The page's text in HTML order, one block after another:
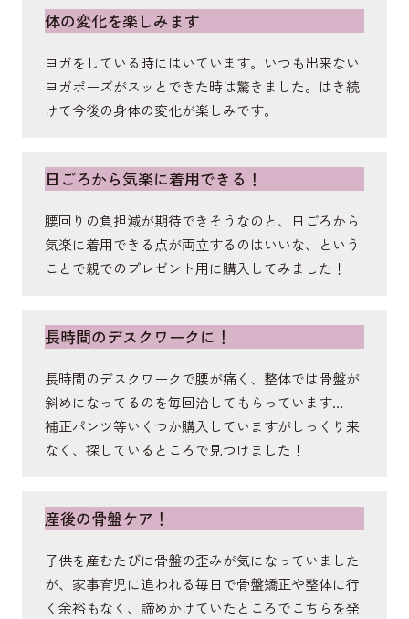
もサポートをさらに強化し、歩行時の美姿勢もサポ
足の内側にある筋肉。ガニ股の予防や骨盤の前傾を
サポート。美姿勢を保ちます。
体の変化を楽しみます
ヨガをしている時にはいています。いつも出来ない
ヨガポーズがスッとできた時は驚きました。はき続
けて今後の身体の変化が楽しみです。
日ごろから気楽に着用できる！
腰回りの負担減が期待できそうなのと、日ごろから
気楽に着用できる点が両立するのはいいな、という
ことで親でのプレゼント用に購入してみました！
長時間のデスクワークに！
長時間のデスクワークで腰が痛く、整体では骨盤が
斜めになってるのを毎回治してもらっています…
補正パンツ等いくつか購入していますがしっくり来
なく、探しているところで見つけました！
産後の骨盤ケア！
子供を産むたびに骨盤の歪みが気になっていました
が、家事育児に追われる毎日で骨盤矯正や整体に行
く余裕もなく、諦めかけていたところでこちらを発